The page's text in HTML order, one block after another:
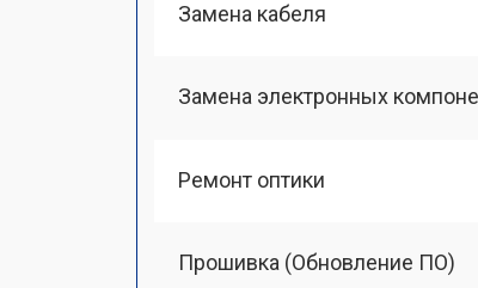
Замена кабеля
Замена электронных
Ремонт оптики
Прошивка (Обновление ПО)